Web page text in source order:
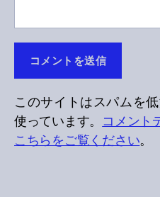
このサイトはスパムを
使っています。 コメント
こちらをご覧ください。